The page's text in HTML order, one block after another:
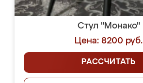
Стул "Монако"
Цена: 8200 руб.
РАССЧИТАТЬ